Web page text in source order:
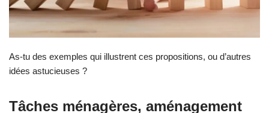
As-tu des exemples qui illustrent ces propositions, ou d’autres
idées astucieuses ?
Tâches ménagères, aménagement